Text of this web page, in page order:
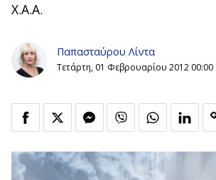
Χ.Α.Α.
Παπασταύρου Λίντα
Τετάρτη, 01 Φεβρουαρίου 2012 00:00